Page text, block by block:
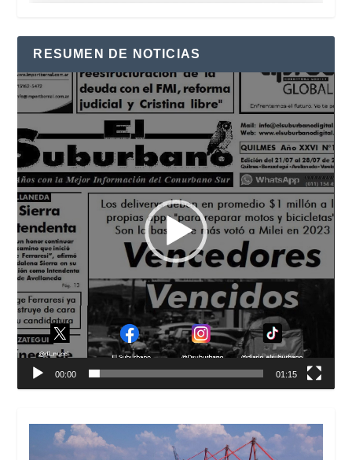
RESUMEN DE NOTICIAS
Reproductor
de
vídeo
00:00 01:15